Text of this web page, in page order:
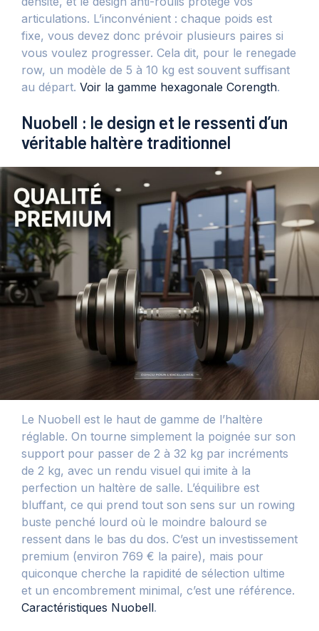
articulations. L’inconvénient : chaque poids est
fixe, vous devez donc prévoir plusieurs paires si
vous voulez progresser. Cela dit, pour le renegade
row, un modèle de 5 à 10 kg est souvent suffisant
au départ. Voir la gamme hexagonale Corength.
Nuobell : le design et le ressenti d’un
véritable haltère traditionnel
Le Nuobell est le haut de gamme de l’haltère
réglable. On tourne simplement la poignée sur son
support pour passer de 2 à 32 kg par incréments
de 2 kg, avec un rendu visuel qui imite à la
perfection un haltère de salle. L’équilibre est
bluffant, ce qui prend tout son sens sur un rowing
buste penché lourd où le moindre balourd se
ressent dans le bas du dos. C’est un investissement
premium (environ 769 € la paire), mais pour
quiconque cherche la rapidité de sélection ultime
et un encombrement minimal, c’est une référence.
Caractéristiques Nuobell.